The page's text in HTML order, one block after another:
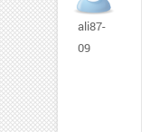
ali87-
09